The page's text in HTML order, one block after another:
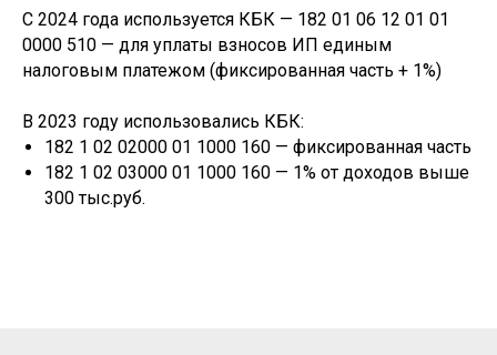
С 2024 года используется КБК — 182 01 06 12 01 01
0000 510 — для уплаты взносов ИП единым
налоговым платежом (фиксированная часть + 1%)
В 2023 году использовались КБК:
182 1 02 02000 01 1000 160 — фиксированная часть
182 1 02 03000 01 1000 160 — 1% от доходов выше
300 тыс.руб.